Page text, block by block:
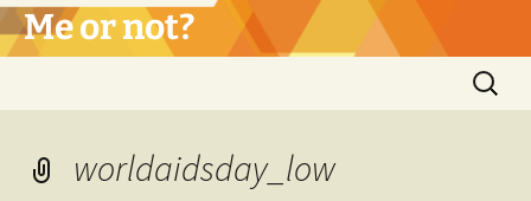
Vai
al Me or not?
Ricerca
per:
worldaidsday_low